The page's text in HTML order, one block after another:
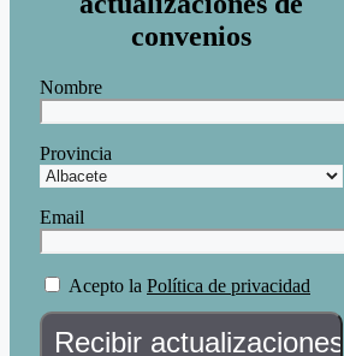
convenios
Nombre
Provincia
Email
Acepto la Política de privacidad